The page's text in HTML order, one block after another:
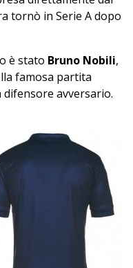
tornò in Serie A dopo
è stato Bruno Nobili,
famosa partita
avversario.